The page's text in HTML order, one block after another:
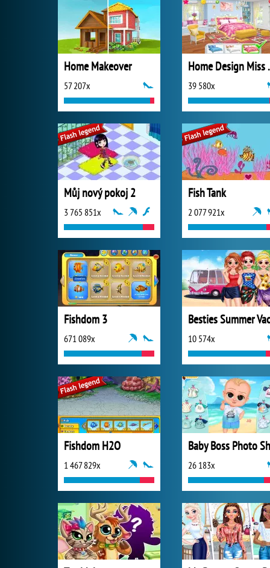
Home Makeover
57 207x
Home
39 580x
Můj nový pokoj 2
3 765 851x
Fish Tank
2 077 921x
Fishdom 3
671 089x 10 574x
Fishdom H2O
1 467 829x 26 183x